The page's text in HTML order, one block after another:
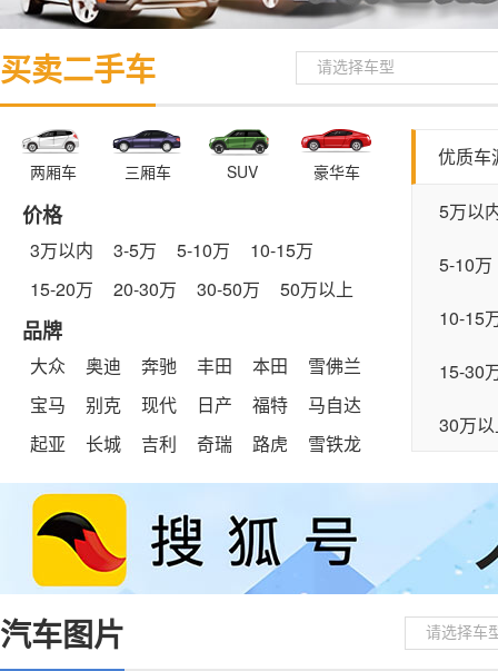
买卖二手车 请选择车型
两厢车 三厢车 SUV 豪华车
价格
3万以内 3-5万 5-10万
10-15万
15-20万
20-30万 30-50万 50万以上
品牌
大众 奥迪 奔驰 丰田 本田
雪佛兰
宝马
别克 现代 日产 福特
马自达
起亚
长城 吉利 奇瑞 路虎 雪铁龙
优质车
5万以
5-10万
10-15
15-30
30万
汽车图片 请选择车